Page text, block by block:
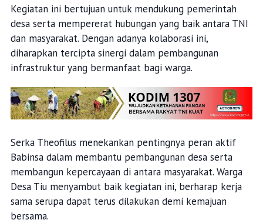
Kegiatan ini bertujuan untuk mendukung pemerintah
desa serta mempererat hubungan yang baik antara TNI
dan masyarakat. Dengan adanya kolaborasi ini,
diharapkan tercipta sinergi dalam pembangunan
infrastruktur yang bermanfaat bagi warga.
Serka Theofilus menekankan pentingnya peran aktif
Babinsa dalam membantu pembangunan desa serta
membangun kepercayaan di antara masyarakat. Warga
Desa Tiu menyambut baik kegiatan ini, berharap kerja
sama serupa dapat terus dilakukan demi kemajuan
bersama.